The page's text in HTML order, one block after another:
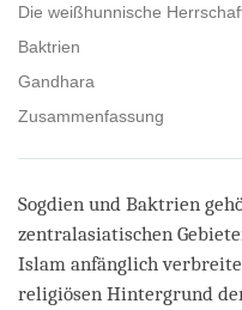
Die weißhunnische
Baktrien
Gandhara
Zusammenfassung
Sogdien und Baktrien
zentralasiatischen
Islam anfänglich
religiösen Hintergrund